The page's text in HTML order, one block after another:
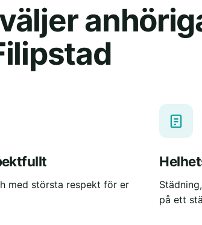
med största respekt för er
på ett